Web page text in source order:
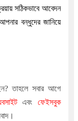
সঠিকভাবে আবেদন
বন্ধুদের জানিয়ে
?তাহলে সবার আগে
এবংফেইসবুক